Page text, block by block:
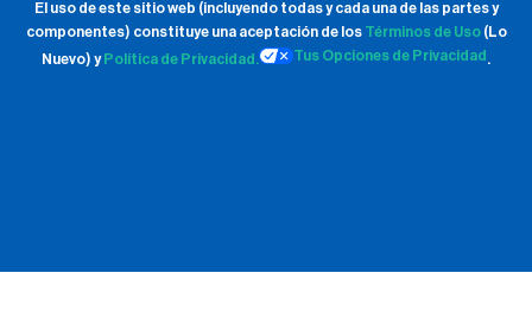
El uso de este sitio web (incluyendo todas y cada una de las partes y
componentes) constituye una aceptación de los Términos de Uso(Lo
Nuevo) y Política de Privacidad. Tus Opciones de Privacidad .